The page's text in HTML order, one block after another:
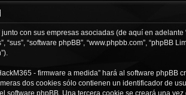
con sus empresas asociadas (de aquí en adelante
“software phpBB”, “www.phpbb.com”, “phpBB
- firmware a medida” hará al software
dos cookies sólo contienen un identificador de
software phpBB. Una tercera cookie se creará una